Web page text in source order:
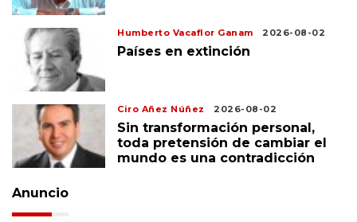
Humberto Vacaflor Ganam 2026-08-02
Países en extinción
Ciro Añez Núñez 2026-08-02
Sin transformación personal,
toda pretensión de cambiar el
mundo es una contradicción
Anuncio